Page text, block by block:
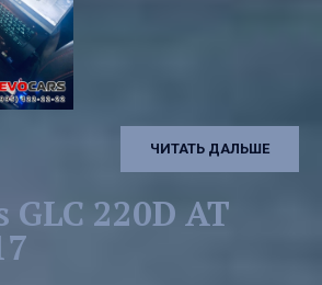
ЧИТАТЬ ДАЛЬШЕ
GLC 220D AT